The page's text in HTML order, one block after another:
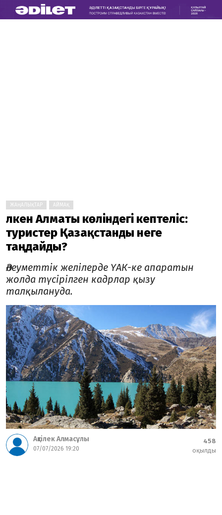
ЖАҢАЛЫҚТАР АЙМАҚ
Үлкен Алматы көліндегі кептеліс:
туристер Қазақстанды неге
таңдайды?
Әлеуметтік желілерде ҮАК-ке апаратын
жолда түсірілген кадрлар қызу
талқылануда.
Ақтілек Алмасұлы
07/07/2026 19:20
458
оқылды